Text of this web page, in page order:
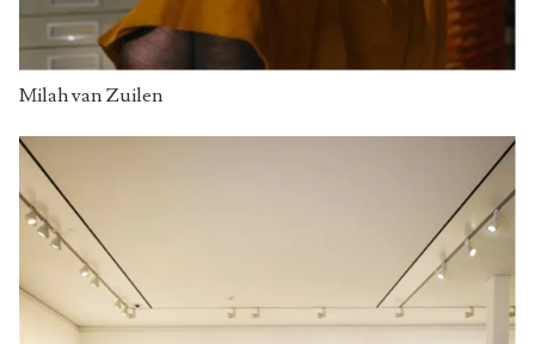
Milah van Zuilen